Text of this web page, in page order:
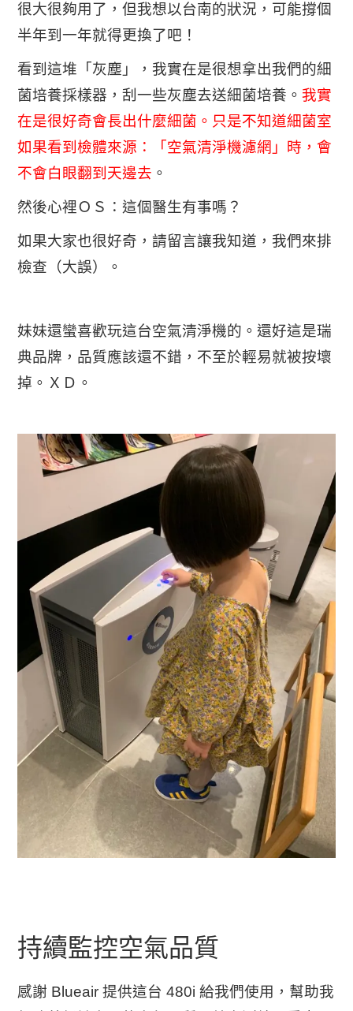
很大很夠用了，但我想以台南的狀況，可能撐個
半年到一年就得更換了吧！
看到這堆「灰塵」，我實在是很想拿出我們的細
菌培養採樣器，刮一些灰塵去送細菌培養。 我實
在是很好奇會長出什麼細菌。只是不知道細菌室
如果看到檢體來源：「空氣清淨機濾網」時，會
不會白眼翻到天邊去 。
然後心裡ＯＳ：這個醫生有事嗎？
如果大家也很好奇，請留言讓我知道，我們來排
檢查（大誤）。
妹妹還蠻喜歡玩這台空氣清淨機的。還好這是瑞
典品牌，品質應該還不錯，不至於輕易就被按壞
掉。ＸＤ。
持續監控空氣品質
感謝 Blueair 提供這台 480i 給我們使用，幫助我